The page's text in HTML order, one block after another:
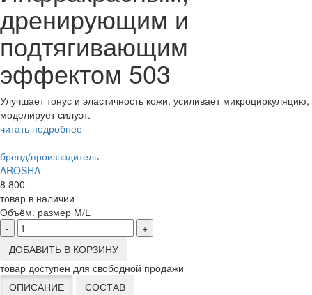
дренирующим и
подтягивающим
эффектом 503
Улучшает тонус и эластичность кожи, усиливает микроциркуляцию,
моделирует силуэт.
читать подробнее
бренд/производитель
AROSHA
8 800
товар в наличии
Объём: размер M/L
-
+
ДОБАВИТЬ В КОРЗИНУ
товар доступен для свободной продажи
ОПИСАНИЕ
СОСТАВ